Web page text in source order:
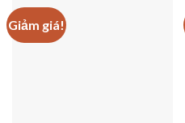
Giảm giá!